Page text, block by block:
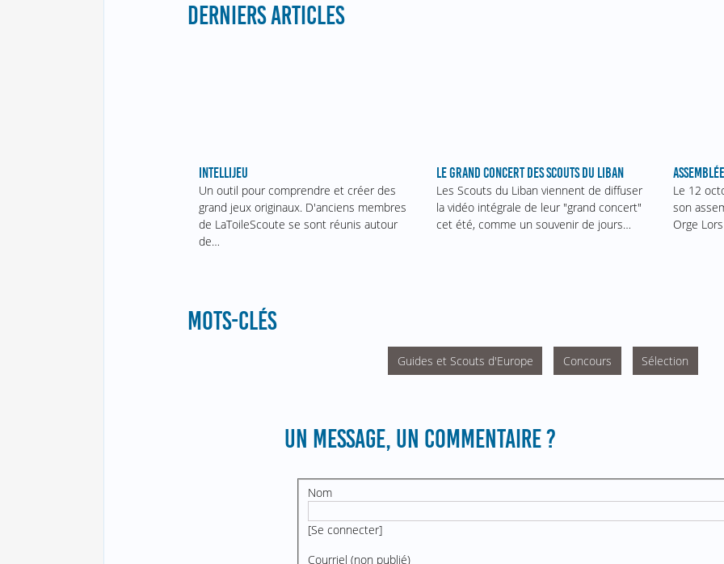
DERNIERS ARTICLES
INTELLIJEU
Un outil pour comprendre et créer des
grand jeux originaux. D'anciens membres
de LaToileScoute se sont réunis autour
de…
LE GRAND CONCERT DES SCOUTS DU LIBAN
Les Scouts du Liban viennent de diffuser
la vidéo intégrale de leur "grand concert"
cet été, comme un souvenir de jours…
Le 12
son
Orge
MOTS-CLÉS
Guides et Scouts d'Europe Concours Sélection
UN MESSAGE, UN COMMENTAIRE ?
Nom
[Se connecter]
Courriel (non publié)